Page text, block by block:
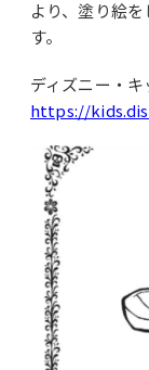
より、塗り絵
す。
ディズニー・キ
https://